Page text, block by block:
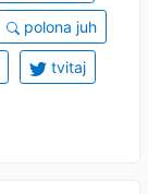
polona juh
tvitaj